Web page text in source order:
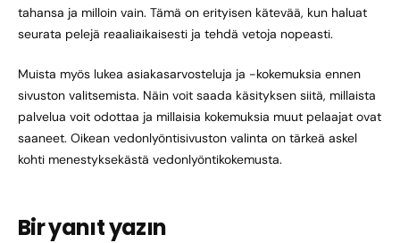
tahansa ja milloin vain. Tämä on erityisen kätevää, kun haluat
seurata pelejä reaaliaikaisesti ja tehdä vetoja nopeasti.
Muista myös lukea asiakasarvosteluja ja -kokemuksia ennen
sivuston valitsemista. Näin voit saada käsityksen siitä, millaista
palvelua voit odottaa ja millaisia kokemuksia muut pelaajat ovat
saaneet. Oikean vedonlyöntisivuston valinta on tärkeä askel
kohti menestyksekästä vedonlyöntikokemusta.
Bir yanıt yazın